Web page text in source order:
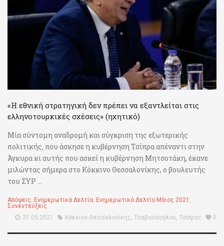
«Η εθνική στρατηγική δεν πρέπει να εξαντλείται στις
ελληνοτουρκικές σχέσεις» (ηχητικό)
Μία σύντομη αναδρομή και σύγκριση της εξωτερικής
πολιτικής, που άσκησε η κυβέρνηση Τσίπρα απέναντι στην
Άγκυρα κι αυτής που ασκεί η κυβέρνηση Μητσοτάκη, έκανε
μιλώντας σήμερα στο Κόκκινο Θεσσαλονίκης, ο βουλευτής
του ΣΥΡ ...
Απόψεις, Ενημερωτικά Δελτία, Ενημερωτικό Δελτίο Μάιος 2021 ,
Συνεντεύξεις
31.05.2021
Κόκκινο Θεσσαλονίκης, Τσαβούσογλου, Τσίπρας 0